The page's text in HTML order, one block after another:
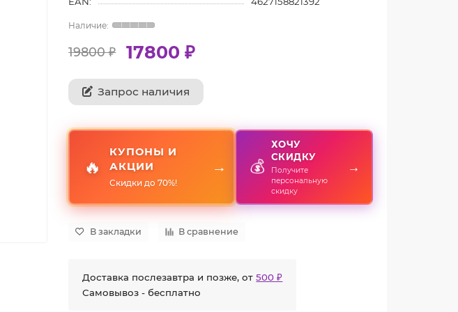
19800 ₽ 17800 ₽
Запрос наличия
🔥
КУПОНЫ И
АКЦИИ
Скидки до 70%!
→ 💰
ХОЧУ
СКИДКУ
Получите
персональную
скидку
→
В закладки В сравнение
Доставка послезавтра и позже, от500 ₽
Самовывоз - бесплатно